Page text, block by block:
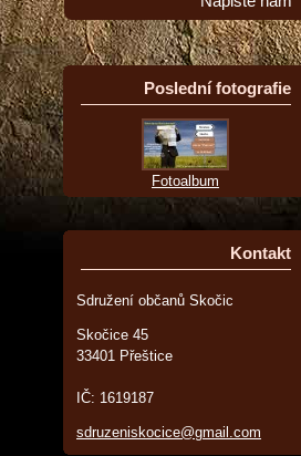
Poslední fotografie
Fotoalbum
Kontakt
Sdružení občanů Skočic
Skočice 45
33401 Přeštice
IČ: 1619187
sdruzeniskocice@gmail.com